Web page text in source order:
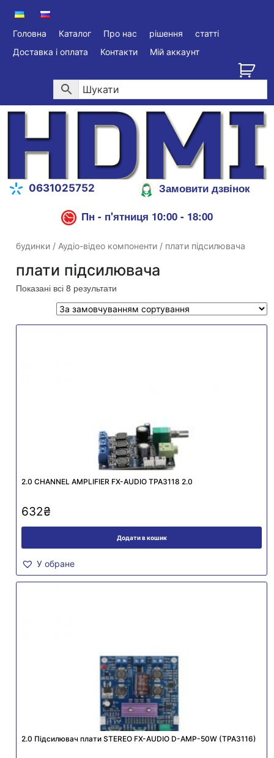
Головна Каталог Про нас рішення
статті
Доставка і оплата
Контакти Мій аккаунт
0631025752
Замовити дзвінок
Пн - п'ятниця 10:00 - 18:00
будинки / Аудіо-відео компоненти / плати підсилювача
плати підсилювача
Показані всі 8 результати
2.0 CHANNEL AMPLIFIER FX-AUDIO TPA3118 2.0
632₴
Додати в кошик
У обране
2.0 Підсилювач плати STEREO FX-AUDIO D-AMP-50W (TPA3116)